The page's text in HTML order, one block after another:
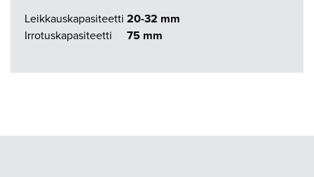
Leikkauskapasiteetti 20-32 mm
Irrotuskapasiteetti
75 mm